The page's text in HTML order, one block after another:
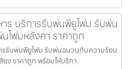
ร บริการรับพ่นพียูโฟม รับพ่น
ฟมหลังคา ราคาถูก
รรับพ่นพียูโฟม รับพ่นฉนวนกันความร้อน
ง ราคาถูก พร้อมให้บริกา